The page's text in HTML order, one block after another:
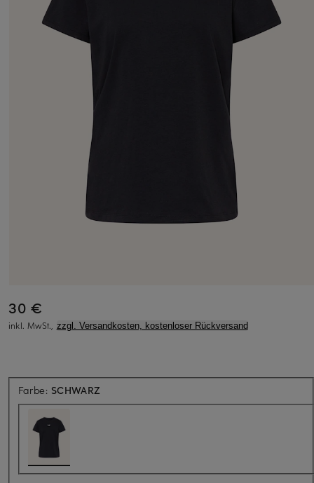
30 €
inkl. MwSt., zzgl. Versandkosten, kostenloser Rückversand
Farbe: SCHWARZ